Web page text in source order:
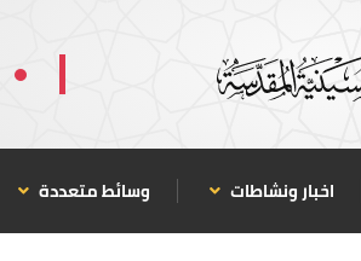
اخبار ونشاطات وسائط متعددة